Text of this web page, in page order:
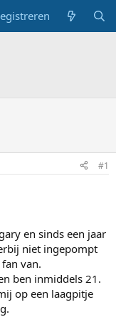
#1
en sinds een jaar
niet ingepompt
van.
ben inmiddels 21.
op een laagpitje